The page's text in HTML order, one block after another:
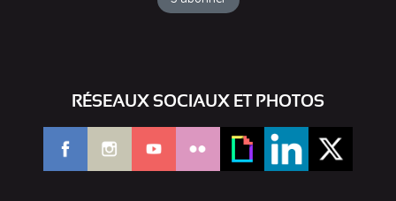
RÉSEAUX SOCIAUX ET PHOTOS